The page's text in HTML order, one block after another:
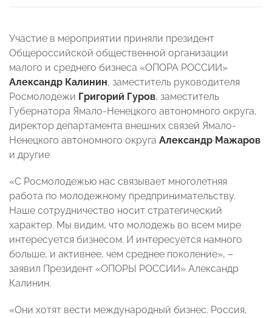
Участие в мероприятии приняли президент
Общероссийской общественной организации
малого и среднего бизнеса «ОПОРА РОССИИ»
Александр Калинин, заместитель руководителя
Росмолодежи Григорий Гуров, заместитель
Губернатора Ямало-Ненецкого автономного округа,
директор департамента внешних связей Ямало-
Ненецкого автономного округа Александр Мажаров
и другие
«С Росмолодежью нас связывает многолетняя
работа по молодежному предпринимательству.
Наше сотрудничество носит стратегический
характер. Мы видим, что молодежь во всем мире
интересуется бизнесом. И интересуется намного
больше, и активнее, чем среднее поколение», –
заявил Президент «ОПОРЫ РОССИИ» Александр
Калинин.
«Они хотят вести международный бизнес. Россия,